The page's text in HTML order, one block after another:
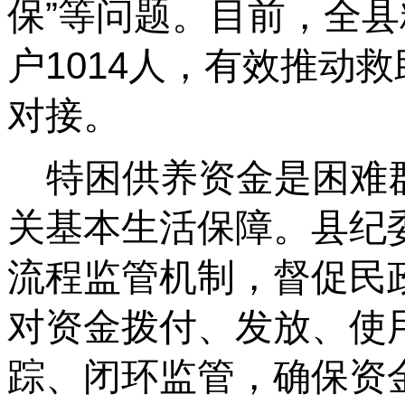
保”等问题。目前，全
户1014人，有效推动
对接。
特困供养资金是困难
关基本生活保障。县
流程监管机制，督促民
对资金拨付、发放、使
踪、闭环监管，确保资